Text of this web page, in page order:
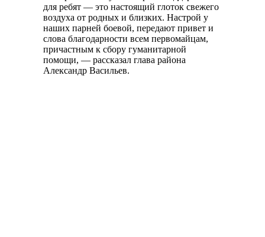
для ребят — это настоящий глоток свежего
воздуха от родных и близких. Настрой у
наших парней боевой, передают привет и
слова благодарности всем первомайцам,
причастным к сбору гуманитарной
помощи, — рассказал глава района
Александр Васильев.